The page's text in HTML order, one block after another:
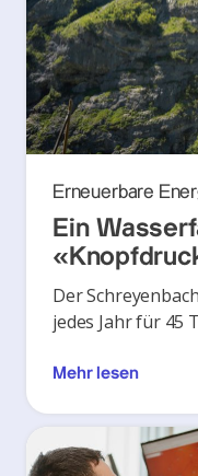
Erneuerbare
Ein
Der
jedes Jahr für 45
Mehr lesen